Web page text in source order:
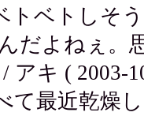
ベトしそ
だよねぇ。
アキ ( 2003-
て最近乾燥